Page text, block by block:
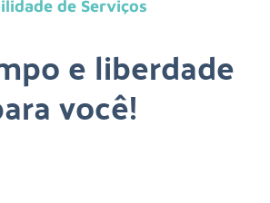
de Serviços
e liberdade
você!